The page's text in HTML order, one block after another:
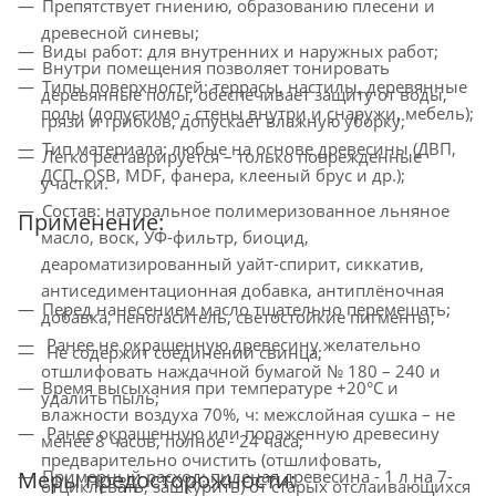
Препятствует гниению, образованию плесени и
древесной синевы;
Внутри помещения позволяет тонировать
деревянные полы, обеспечивает защиту от воды,
грязи и грибков, допускает влажную уборку;
Легко реставрируется – только поврежденные
участки.
Виды работ: для внутренних и наружных работ;
Типы поверхностей: террасы, настилы, деревянные
полы (допустимо - стены внутри и снаружи, мебель);
Тип материала: любые на основе древесины (ДВП,
ДСП, OSB, MDF, фанера, клееный брус и др.);
Состав: натуральное полимеризованное льняное
масло, воск, УФ-фильтр, биоцид,
деароматизированный уайт-спирит, сиккатив,
антиседиментационная добавка, антиплёночная
добавка, пеногаситель, светостойкие пигменты;
Не содержит соединений свинца;
Время высыхания при температуре +20°С и
влажности воздуха 70%, ч: межслойная сушка – не
менее 8 часов, полное - 24 часа;
Примерный расход: пиленая древесина - 1 л на 7-
Применение:
Перед нанесением масло тщательно перемешать;
Ранее не окрашенную древесину желательно
отшлифовать наждачной бумагой № 180 – 240 и
удалить пыль;
Ранее окрашенную или пораженную древесину
предварительно очистить (отшлифовать,
отциклевать, зашкурить) от старых отслаивающихся
Меры предосторожности: